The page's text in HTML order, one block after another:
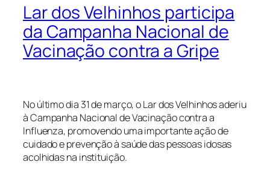
Lar dos Velhinhos participa
da Campanha Nacional de
Vacinação contra a Gripe
No último dia 31 de março, o Lar dos Velhinhos aderiu
à Campanha Nacional de Vacinação contra a
Influenza, promovendo uma importante ação de
cuidado e prevenção à saúde das pessoas idosas
acolhidas na instituição.